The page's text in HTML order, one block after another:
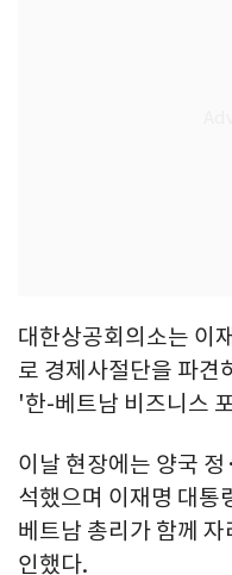
대한상공회의소는 이
로 경제사절단을 파견
'한-베트남 비즈니스
이날 현장에는 양국
석했으며 이재명 대
베트남 총리가 함께
인했다.